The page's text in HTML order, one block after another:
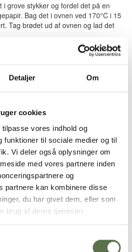
Detaljer Om
cookies
vores indhold og
funktioner til sociale medier og til
Vi deler også oplysninger om
med vores partnere inden
og
partnere kan kombinere disse
du har givet dem, eller som
brug af deres tjenester.
grove stykker og fordel det på en
Bag det i ovnen ved 170°C i 15
Tag brødet ud af ovnen og lad det
i grove stykker. Hak basilikum. Pil og
Rør en dressing af olie, eddike,
basilikum, rødløg, hvidløg, kapers og
trække ca. 10 min. inden den
fra
der er gjort klimavenlige, ved
og kornprodukter, som har et
særligt oksekød. Alle fødevarer er
et for fødevarekategorien lavt CO
i rapporten ”Klimavenlige
og lever op til kravene
er fulde af grøntsager og
fedtstoffer. Vi har reduceret
vegetarisk.